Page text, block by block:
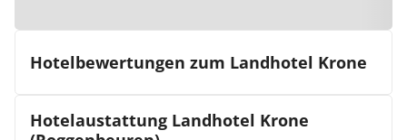
Hotelbewertungen zum Landhotel Krone
Hotelaustattung Landhotel Krone